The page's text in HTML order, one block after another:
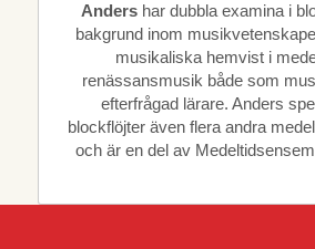
Anders har dubbla examina i
bakgrund inom
musikaliska hemvist i
renässansmusik både som
efterfrågad lärare. Anders
blockflöjter även flera andra
och är en del av